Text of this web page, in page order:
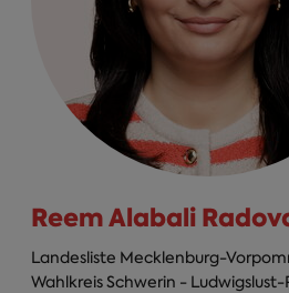
Reem Alabali
Landesliste Mecklenburg-
Wahlkreis Schwerin -